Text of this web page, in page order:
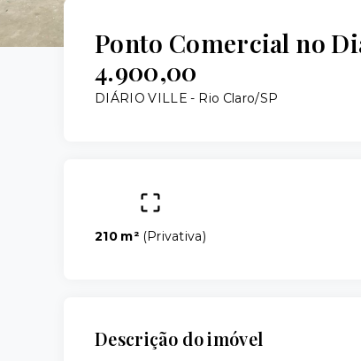
Ponto Comercial no
4.900,00
DIÁRIO VILLE - Rio Claro/SP
210 m² (Privativa)
Descrição do imóvel